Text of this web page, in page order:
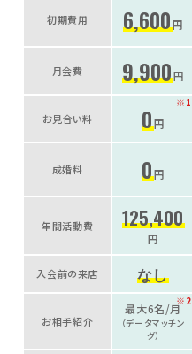
初期費用 6,600円
月会費 9,900円
お見合い料 0円
※1
成婚料 0円
年間活動費 125,400
円
入会前の来店 なし
お相手紹介
最大6名/月
（データマッチン
グ）
※2